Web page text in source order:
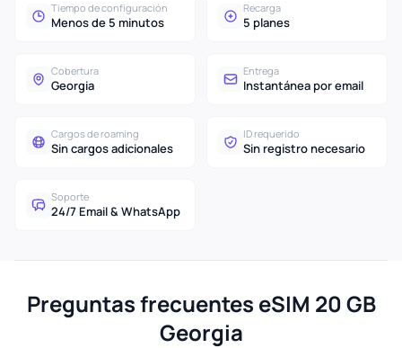
Tiempo de configuración
Menos de 5 minutos
Recarga
5 planes
Cobertura
Georgia
Entrega
Instantánea por email
Cargos de roaming
Sin cargos adicionales
ID requerido
Sin registro necesario
Soporte
24/7 Email & WhatsApp
Preguntas frecuentes eSIM 20 GB
Georgia